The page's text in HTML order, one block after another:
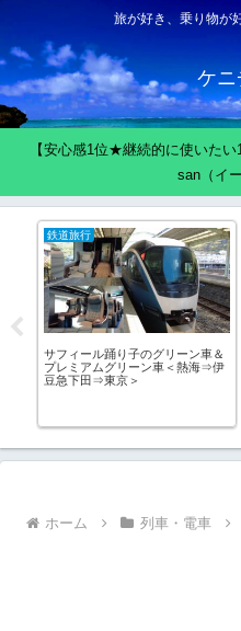
旅が好き、乗り物が
ケニ
【安心感1位★継続的に使いた
san（イ
鉄道旅行
銚子電鉄に初乗車！レトロ感満
のなつかしい電車！（銚子電気
道）
ホーム 列車・電車